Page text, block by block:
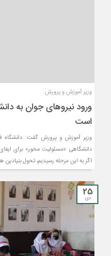
وزیر آموزش و پرورش:
ورود نیروهای جوان به
است
وزیر آموزش و پرورش گفت: دانشگاه‌
دانشگاهی «مسئولیت محور» برای
اگر به این مرحله رسیدیم، تحول بنیادین
25
دی